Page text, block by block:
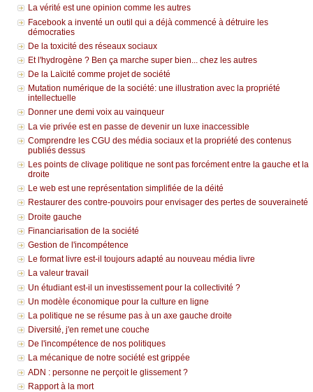
La vérité est une opinion comme les autres
Facebook a inventé un outil qui a déjà commencé à détruire les
démocraties
De la toxicité des réseaux sociaux
Et l'hydrogène ? Ben ça marche super bien... chez les autres
De la Laïcité comme projet de société
Mutation numérique de la société: une illustration avec la propriété
intellectuelle
Donner une demi voix au vainqueur
La vie privée est en passe de devenir un luxe inaccessible
Comprendre les CGU des média sociaux et la propriété des contenus
publiés dessus
Les points de clivage politique ne sont pas forcément entre la gauche et la
droite
Le web est une représentation simplifiée de la déité
Restaurer des contre-pouvoirs pour envisager des pertes de souveraineté
Droite gauche
Financiarisation de la société
Gestion de l'incompétence
Le format livre est-il toujours adapté au nouveau média livre
La valeur travail
Un étudiant est-il un investissement pour la collectivité ?
Un modèle économique pour la culture en ligne
La politique ne se résume pas à un axe gauche droite
Diversité, j'en remet une couche
De l'incompétence de nos politiques
La mécanique de notre société est grippée
ADN : personne ne perçoit le glissement ?
Rapport à la mort